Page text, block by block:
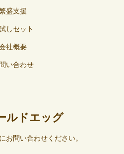
盛支援
しセット
社概要
い合わせ
ルドエッグ
お問い合わせください。